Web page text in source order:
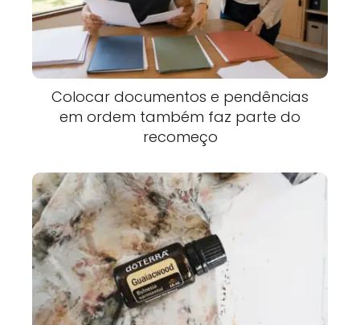
Colocar documentos e pendências
em ordem também faz parte do
recomeço